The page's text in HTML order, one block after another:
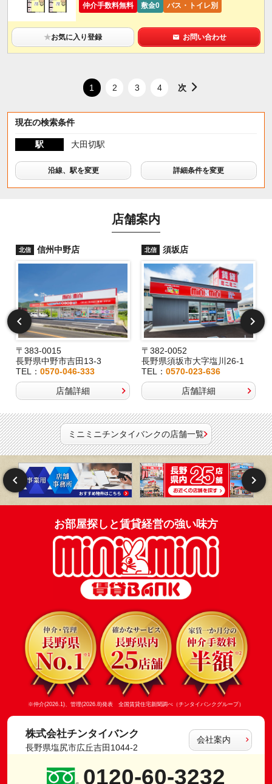
仲介手数料無料
敷金0 バス・トイレ別
★お気に入り登録 お問い合わせ
1 2 3 4 次
現在の検索条件
駅 大田切駅
沿線、駅を変更 詳細条件を変更
店舗案内
北信 信州中野店
〒383-0015
長野県中野市吉田13-3
TEL： 0570-046-333
店舗詳細
北信 須坂店
〒382-0052
長野県須坂市大字塩川26-1
TEL：0570-023-636
店舗詳細
ミニミニチンタイバンクの店舗一覧
お部屋探しと賃貸経営の強い味方
※仲介(2026.1)、管理(2026.8)発表 全国賃貸住宅新聞調べ（チンタイバンクグループ）
株式会社チンタイバンク
長野県塩尻市広丘吉田1044-2
会社案内
0120-60-3232